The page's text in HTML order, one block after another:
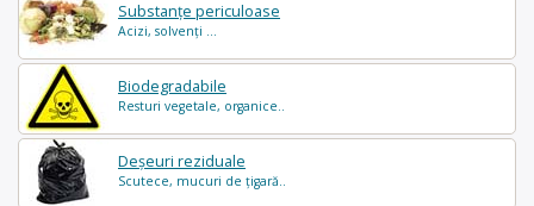
Substanțe periculoase
Acizi, solvenți ...
Biodegradabile
Resturi vegetale, organice..
Deșeuri reziduale
Scutece, mucuri de țigară..